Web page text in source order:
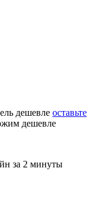
дешевле оставьте
дешевле
за 2 минуты